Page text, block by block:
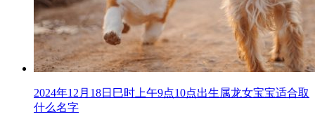
2024年12月18日巳时上午9点10点出生属龙女宝宝适合取
什么名字